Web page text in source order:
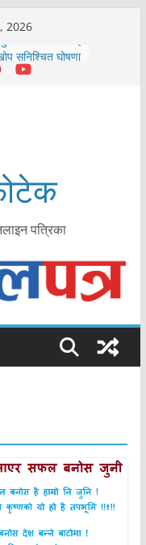
2026
सीमामा कडाइ
सुनिश्चित घोषणा
महत्वपूर्ण छ :
पत्रिका